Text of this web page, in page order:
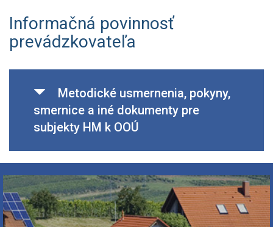
Informačná povinnosť
prevádzkovateľa
Metodické usmernenia, pokyny,
smernice a iné dokumenty pre
subjekty HM k OOÚ